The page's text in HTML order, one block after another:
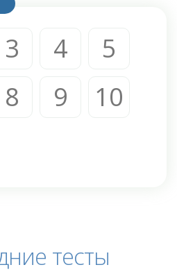
3 4
5
8 9
10
тесты